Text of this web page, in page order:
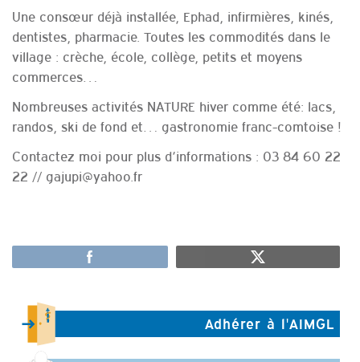
Une consœur déjà installée, Ephad, infirmières, kinés,
dentistes, pharmacie. Toutes les commodités dans le
village : crèche, école, collège, petits et moyens
commerces…
Nombreuses activités NATURE hiver comme été: lacs,
randos, ski de fond et… gastronomie franc-comtoise !
Contactez moi pour plus d’informations : 03 84 60 22
22 // gajupi@yahoo.fr
Adhérer à l'AIMGL